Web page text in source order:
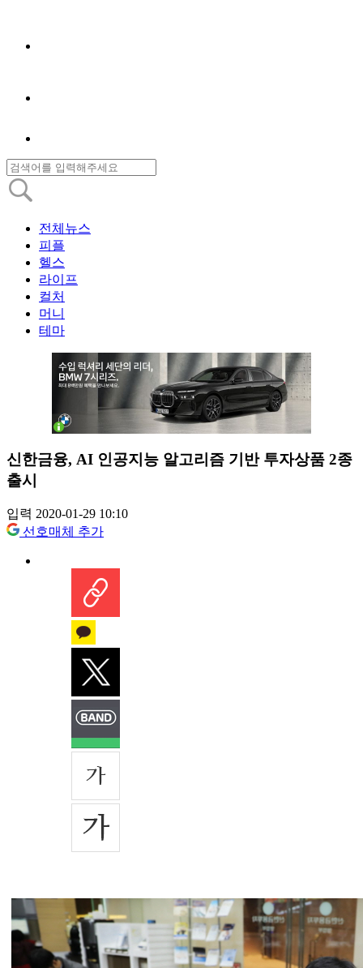
전체뉴스
피플
헬스
라이프
컬처
머니
테마
신한금융, AI 인공지능 알고리즘 기반 투자상품 2종
출시
입력 2020-01-29 10:10
선호매체 추가